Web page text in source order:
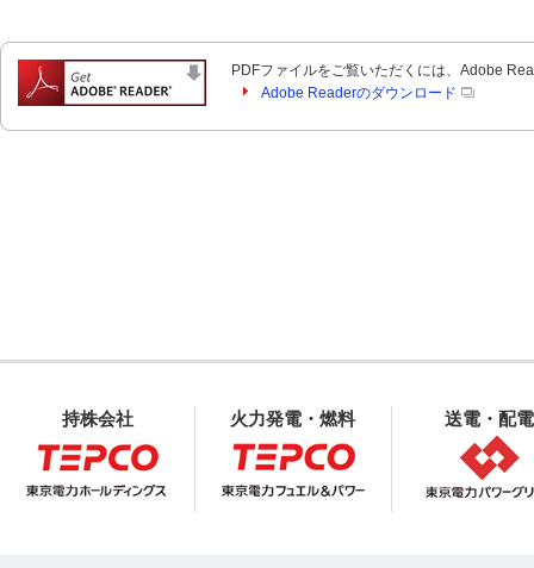
PDFファイルをご覧いただくには、Adobe
Adobe Readerのダウンロード
持株会社 火力発電・燃料 送電・配電